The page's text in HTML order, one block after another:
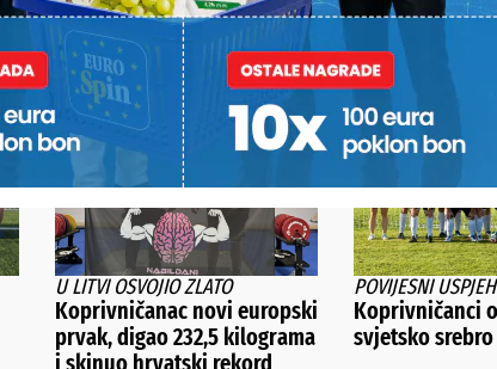
U LITVI OSVOJIO ZLATO
Koprivničanac novi europski
prvak, digao 232,5 kilograma
POVIJESNI
Koprivničanci
svjetsko